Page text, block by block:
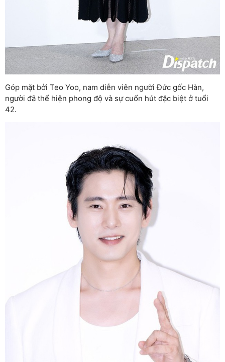
Góp mặt bởi Teo Yoo, nam diễn viên người Đức gốc Hàn,
người đã thể hiện phong độ và sự cuốn hút đặc biệt ở tuổi
42.